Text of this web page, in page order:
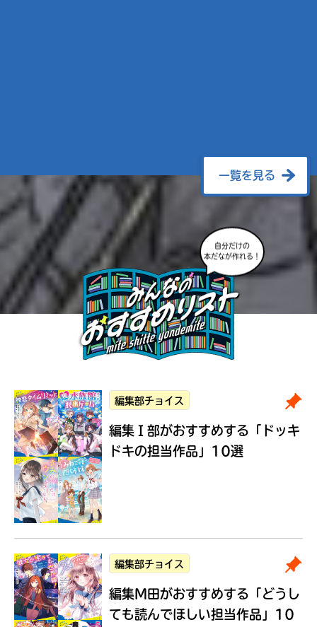
一覧を見る
自分だけの
本だなが作れる！
編集部チョイス
編集Ｉ部がおすすめする 「ドッキ
ドキの担当作品」10選
編集部チョイス
編集M田がおすすめする 「どうし
ても読んでほしい担当作品」10